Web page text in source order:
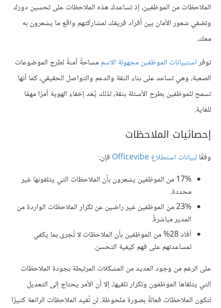
الملاحظات من الموظفين، إذ تساعدك هذه الملاحظات على تحسين دورك
وتضفي شعور الأمان بين أفراد فريقك لمشاركتهم واقع ما يشعرون به
معك.
توفراستبيانات الموظفين مجهولة الاسممساحةً آمنةً لطرح الموضوعات
الصعبة، وهي تساعد على بناء الثقة والدعم والتواصل الحقيقي، كما أنها
تسمح للموظفين بطرح الأسئلة بثقة، لذلك يُعَد إخفاء الهوية أمرًا مهمًا
للغاية.
إحصائيات الملاحظات
وفقًالبيانات استطلاع Officevibe
فإن:
17% من الموظفين يشعرون بأن الملاحظات التي يتلقونها غير
محددة.
23% من الموظفين غير راضين عن تكرار الملاحظات الواردة من
المدير مباشرةً.
أفاد 28% من الموظفين بأن الملاحظات لا تُجرى بما يكفي
لمساعدتهم على فهم كيفية التحسن.
على الرغم من وجود العديد من المشكلات المرتبطة بجودة الملاحظات
التي يتلقاها الموظفون وتكرار تلقيها، إلا أن الأمر يحتاج إلى التعديل
لتكون الملاحظات فعالةً بصورة ملحوظة. لن تُفيد الملاحظات الرائعة كثيرًا